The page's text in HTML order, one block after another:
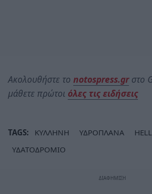
Ακολουθήστε το notospress.grστο
μάθετε πρώτοι όλες τις ειδήσεις
TAGS: ΚΥΛΛΗΝΗ ΥΔΡΟΠΛΑΝΑ
ΥΔΑΤΟΔΡΟΜΙΟ